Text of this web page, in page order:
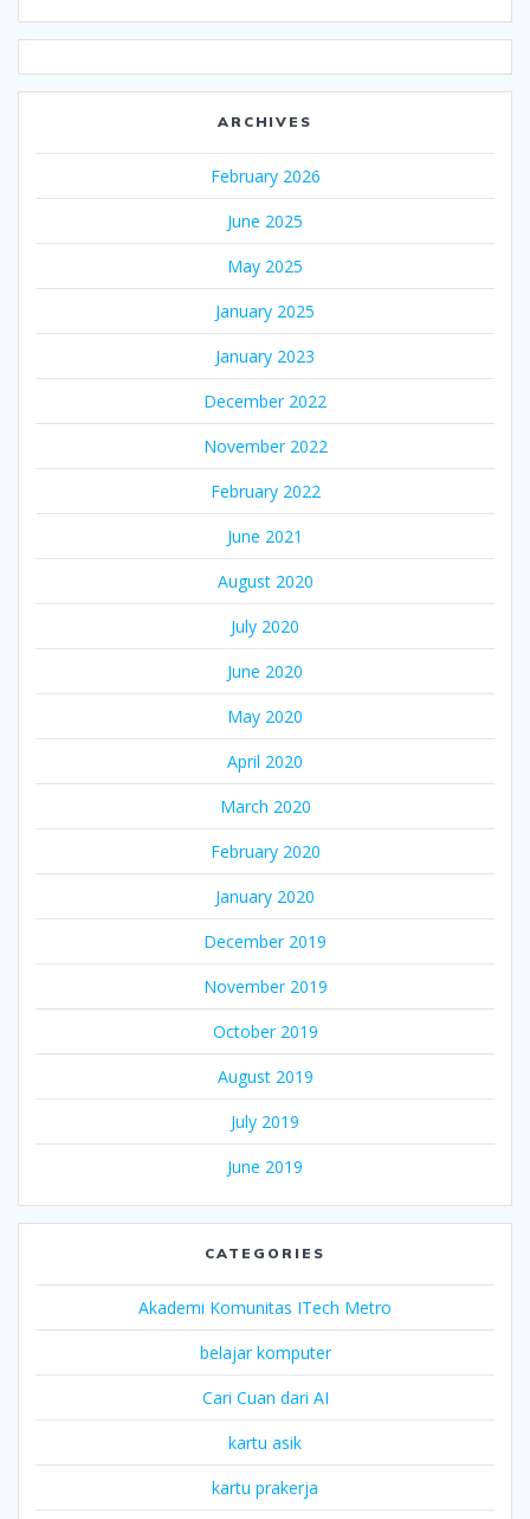
ARCHIVES
February 2026
June 2025
May 2025
January 2025
January 2023
December 2022
November 2022
February 2022
June 2021
August 2020
July 2020
June 2020
May 2020
April 2020
March 2020
February 2020
January 2020
December 2019
November 2019
October 2019
August 2019
July 2019
June 2019
CATEGORIES
Akademi Komunitas ITech Metro
belajar komputer
Cari Cuan dari AI
kartu asik
kartu prakerja